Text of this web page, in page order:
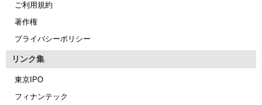
ご利用規約
著作権
プライバシーポリシー
リンク集
東京IPO
フィナンテック